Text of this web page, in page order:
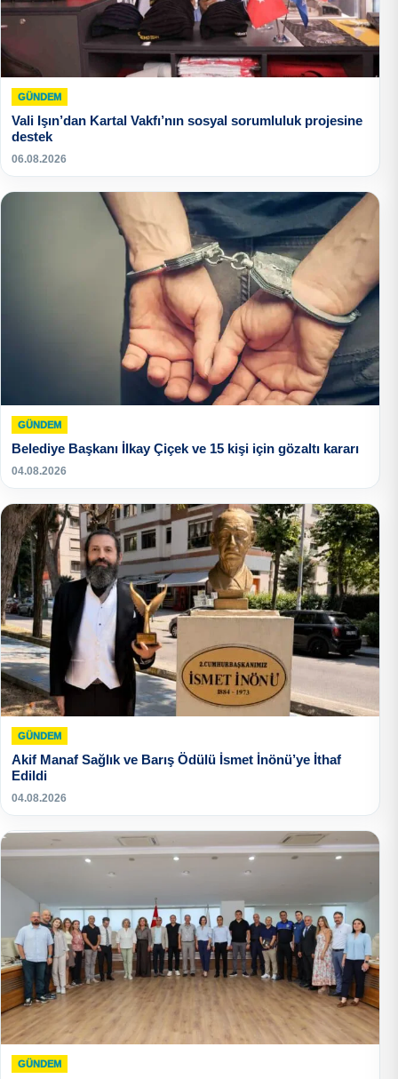
GÜNDEM
Vali Işın’dan Kartal Vakfı’nın sosyal sorumluluk projesine
destek
06.08.2026
GÜNDEM
Belediye Başkanı İlkay Çiçek ve 15 kişi için gözaltı kararı
04.08.2026
GÜNDEM
Akif Manaf Sağlık ve Barış Ödülü İsmet İnönü’ye İthaf
Edildi
04.08.2026
GÜNDEM